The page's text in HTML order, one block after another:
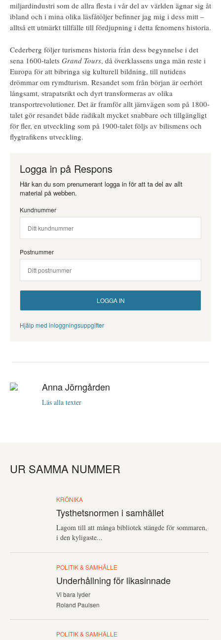
miljardindustri som de allra flesta i vår del av världen ägnar sig åt
ibland och i mina olika läsfåtöljer befinner jag mig i dess mitt –
alltså ett utmärkt tillfälle till fördjupning i detta fenomens historia.
Cederberg följer turismens historia från dess begynnelse i det
sena 1600-talets Grand Tours, då överklassens unga män reste i
Europa för att bibringa sig kulturell bildning, till nutidens
drömmar om rymdturism. Resandet som från början är oerhört
långsamt, strapatsrikt och dyrt transformeras av olika
transportrevolutioner. Det är framför allt järnvägen som på 1800-
talet gör resandet både radikalt mycket snabbare och tillgängligt
för fler, en utveckling som på 1900-talet följs av bilismens och
flygtrafikens utveckling.
Logga in på Respons
Här kan du som prenumerant logga in för att ta del av allt
material på webben.
Kundnummer
Postnummer
Hjälp med inloggningsuppgifter
Anna Jörngården
Läs alla texter
UR SAMMA NUMMER
KRÖNIKA
Tysthetsnormen i samhället
Lagom till att många bibliotek stängde för sommaren,
i den kyligaste...
POLITIK & SAMHÄLLE
Underhållning för likasinnade
Vi bara lyder
Roland Paulsen
POLITIK & SAMHÄLLE